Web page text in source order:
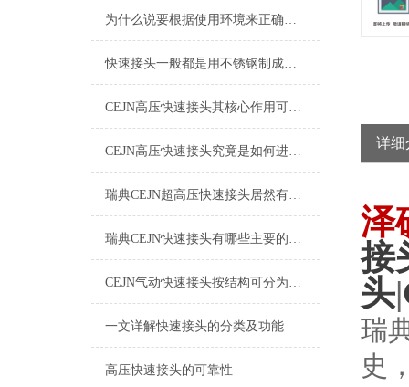
为什么说要根据使用环境来正确的选择快速接头呢？
快速接头一般都是用不锈钢制成，那么该如何清洗维护呢？
CEJN高压快速接头其核心作用可归纳为以下方面
CEJN高压快速接头究竟是如何进行安装的呢？
瑞典CEJN超高压快速接头居然有如此广泛的应用领域
瑞典CEJN快速接头有哪些主要的优势呢？
CEJN气动快速接头按结构可分为哪几种类型呢？
一文详解快速接头的分类及功能
高压快速接头的可靠性
详细
泽
接
头|
瑞
史